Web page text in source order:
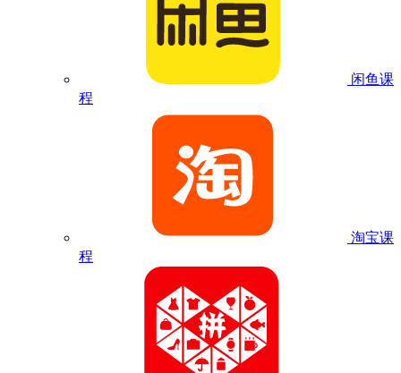
闲鱼课
程
淘宝课
程